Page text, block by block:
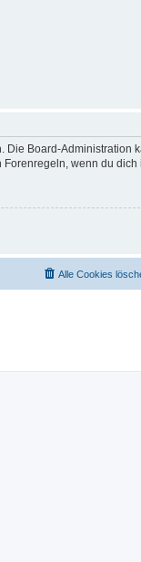
Board-Administration
wenn du
Alle Cookies